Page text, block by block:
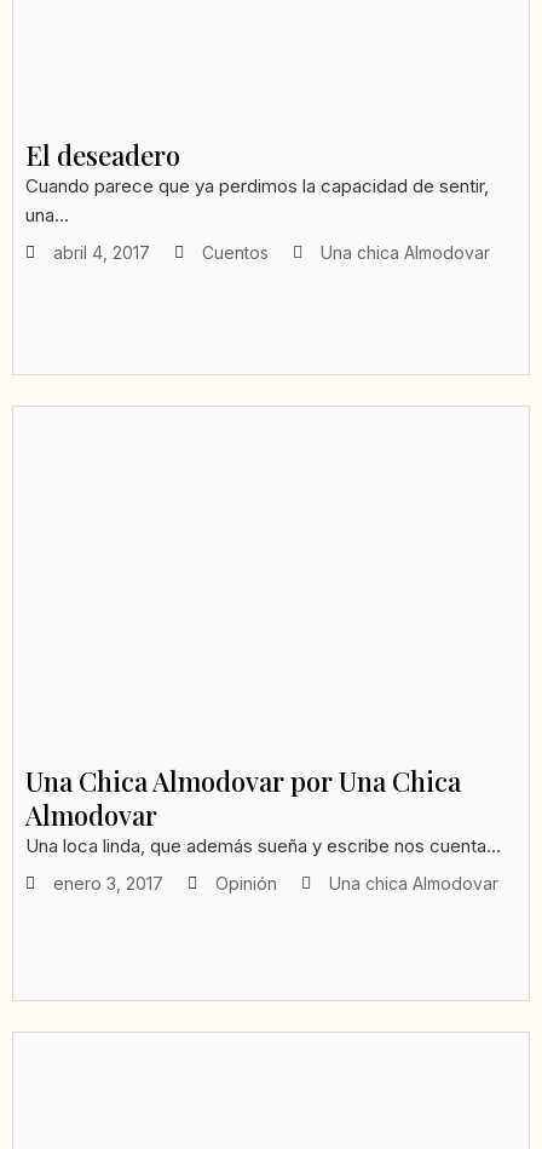
El deseadero
Cuando parece que ya perdimos la capacidad de sentir,
una...
abril 4, 2017 Cuentos Una chica Almodovar
Una Chica Almodovar por Una Chica
Almodovar
Una loca linda, que además sueña y escribe nos cuenta...
enero 3, 2017 Opinión Una chica Almodovar